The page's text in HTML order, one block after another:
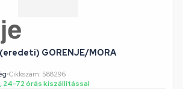
GORENJE/MORA
•Cikkszám: 588296
24-72 órás kiszállítással